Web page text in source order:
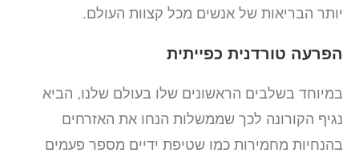
יותר הבריאות של אנשים מכל קצוות העולם.
הפרעה טורדנית כפייתית
במיוחד בשלבים הראשונים שלו בעולם שלנו, הביא
נגיף הקורונה לכך שממשלות הנחו את האזרחים
בהנחיות מחמירות כמו שטיפת ידיים מספר פעמים